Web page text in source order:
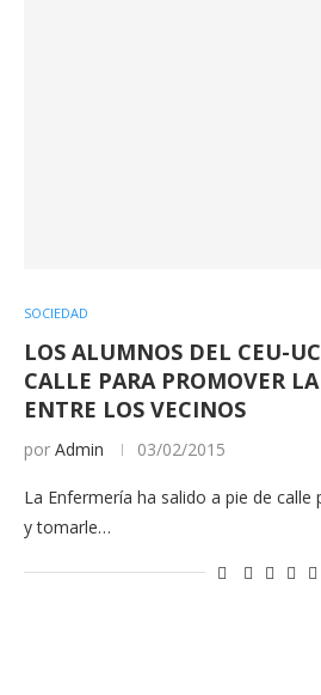
SOCIEDAD
LOS ALUMNOS DEL CEU-
CALLE PARA PROMOVER
ENTRE LOS VECINOS
por Admin 03/02/2015
La Enfermería ha salido a pie de
y tomarle…